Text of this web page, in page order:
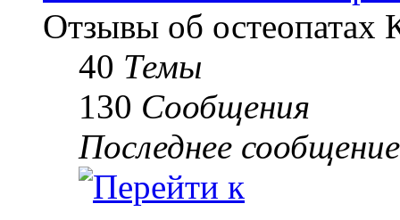
Отзывы об остеопатах
40 Темы
130 Сообщения
Последнее сообщение